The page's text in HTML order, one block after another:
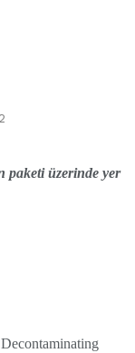
paketi üzerinde yer